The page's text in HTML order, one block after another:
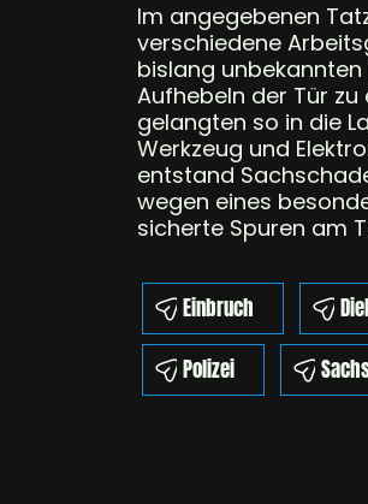
Im angegebenen
verschiedene
bislang
Aufhebeln der Tür
gelangten so in die
Werkzeug und
entstand
wegen eines
sicherte Spuren am
Einbruch
Polizei